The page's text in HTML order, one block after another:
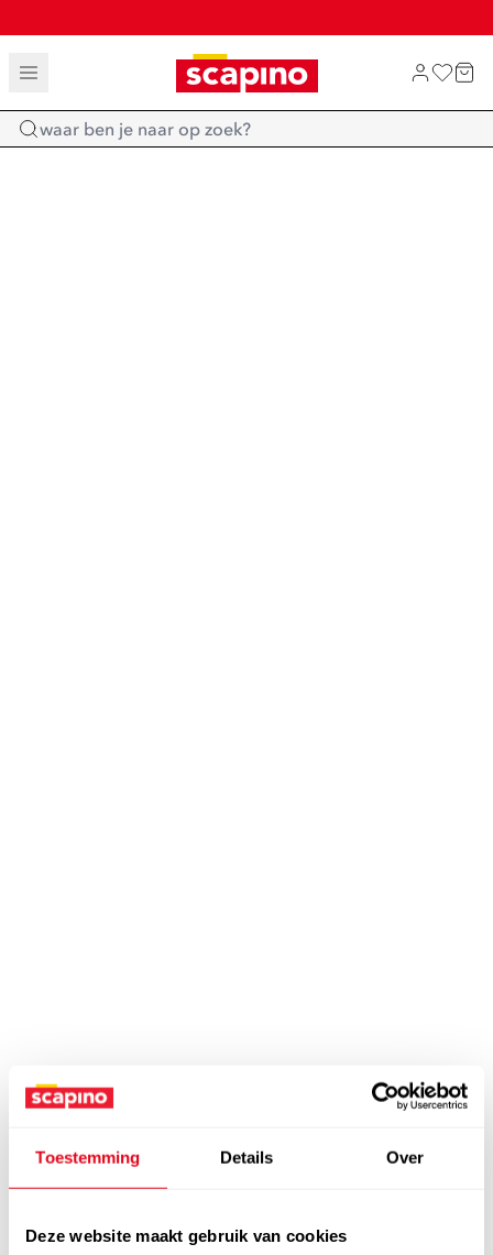
Toestemming Details Over
Deze website maakt gebruik van cookies
TOT 70% KORTING OP SALE
SHOP NIEUW
Home